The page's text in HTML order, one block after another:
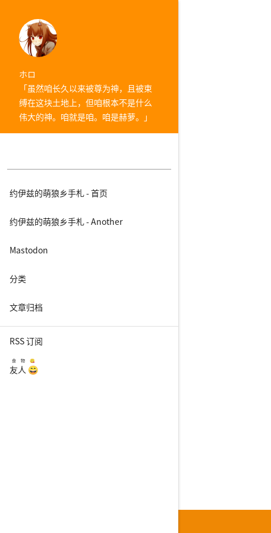
ホロ
「虽然咱长久以来被尊为神，且被束
缚在这块土地上，但咱根本不是什么
伟大的神。咱就是咱。咱是赫萝。」
约伊兹的萌狼乡手札 - 首页
约伊兹的萌狼乡手札 - Another
Mastodon
分类
文章归档
RSS 订阅
友人 😄
食物😋